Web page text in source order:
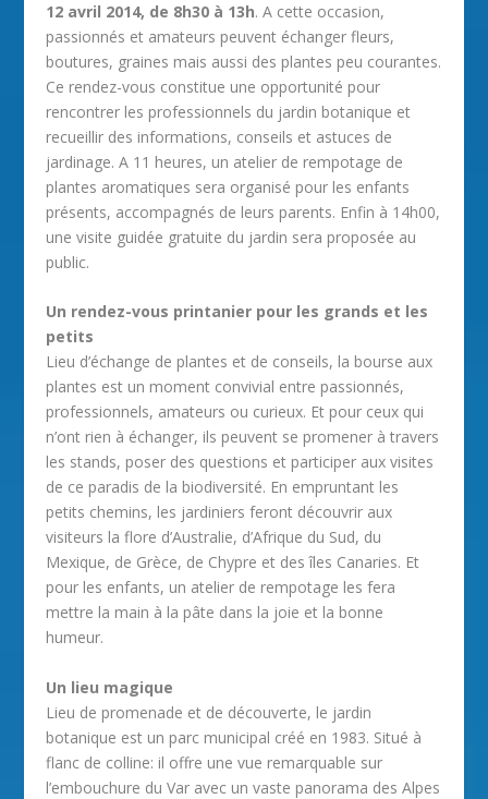
12 avril 2014, de 8h30 à 13h. A cette occasion,
passionnés et amateurs peuvent échanger fleurs,
boutures, graines mais aussi des plantes peu courantes.
Ce rendez-vous constitue une opportunité pour
rencontrer les professionnels du jardin botanique et
recueillir des informations, conseils et astuces de
jardinage. A 11 heures, un atelier de rempotage de
plantes aromatiques sera organisé pour les enfants
présents, accompagnés de leurs parents. Enfin à 14h00,
une visite guidée gratuite du jardin sera proposée au
public.
Un rendez-vous printanier pour les grands et les
petits
Lieu d’échange de plantes et de conseils, la bourse aux
plantes est un moment convivial entre passionnés,
professionnels, amateurs ou curieux. Et pour ceux qui
n’ont rien à échanger, ils peuvent se promener à travers
les stands, poser des questions et participer aux visites
de ce paradis de la biodiversité. En empruntant les
petits chemins, les jardiniers feront découvrir aux
visiteurs la flore d’Australie, d’Afrique du Sud, du
Mexique, de Grèce, de Chypre et des îles Canaries. Et
pour les enfants, un atelier de rempotage les fera
mettre la main à la pâte dans la joie et la bonne
humeur.
Un lieu magique
Lieu de promenade et de découverte, le jardin
botanique est un parc municipal créé en 1983. Situé à
flanc de colline: il offre une vue remarquable sur
l’embouchure du Var avec un vaste panorama des Alpes